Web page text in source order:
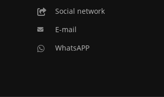
Social network
E-mail
WhatsAPP